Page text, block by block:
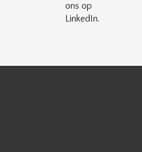
ons op
LinkedIn.